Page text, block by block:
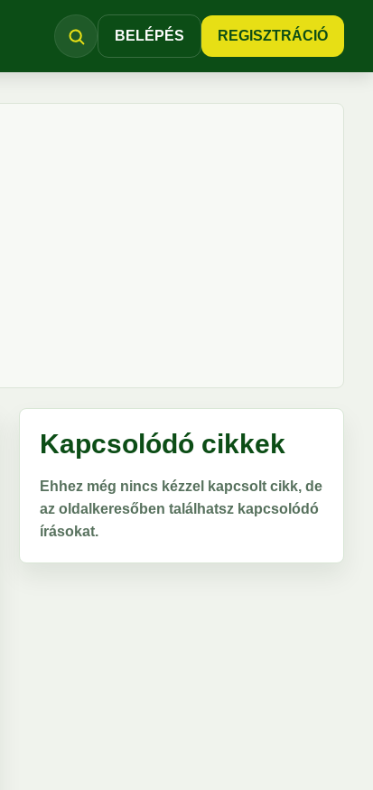
BELÉPÉS REGISZTRÁCIÓ
Kapcsolódó cikkek
Ehhez még nincs kézzel kapcsolt cikk, de
az oldalkeresőben találhatsz kapcsolódó
írásokat.